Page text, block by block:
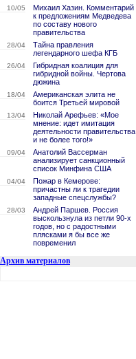
10/05
Михаил Хазин. Комментарий
к предложениям Медведева
по составу нового
правительства
28/04
Тайна правления
легендарного шефа КГБ
26/04
Гибридная коалиция для
гибридной войны. Чертова
дюжина
18/04
Американская элита не
боится Третьей мировой
13/04
Николай Арефьев: «Мое
мнение: идет имитация
деятельности правительства
и не более того!»
09/04
Анатолий Вассерман
анализирует санкционный
список Минфина США
04/04
Пожар в Кемерове:
причастны ли к трагедии
западные спецслужбы?
28/03
Андрей Паршев. Россия
выскользнула из петли 90-х
годов, но с радостными
плясками я бы все же
повременил
Архив материалов